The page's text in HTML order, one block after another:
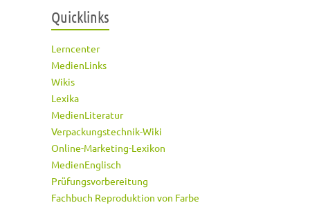
Quicklinks
Lerncenter
MedienLinks
Wikis
Lexika
MedienLiteratur
Verpackungstechnik-Wiki
Online-Marketing-Lexikon
MedienEnglisch
Prüfungsvorbereitung
Fachbuch Reproduktion von Farbe